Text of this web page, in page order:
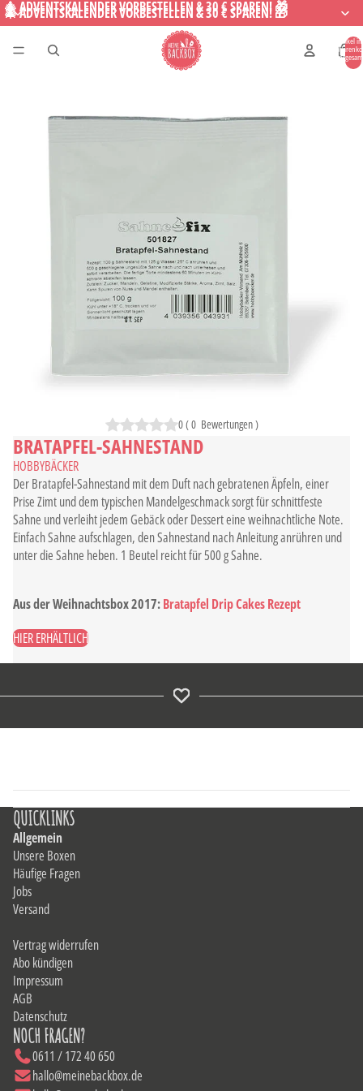
🎄 ADVENTSKALENDER VORBESTELLEN & 30 € SPAREN! 🎁
🎄 ADVENTSKALENDER VORBESTELLEN & 30 € SPAREN! 🎁
Artikel im
0(0 Bewertungen)
BRATAPFEL-SAHNESTAND
HOBBYBÄCKER
Der Bratapfel-Sahnestand mit dem Duft nach gebratenen Äpfeln, einer
Prise Zimt und dem typischen Mandelgeschmack sorgt für schnittfeste
Sahne und verleiht jedem Gebäck oder Dessert eine weihnachtliche Note.
Einfach Sahne aufschlagen, den Sahnestand nach Anleitung anrühren und
unter die Sahne heben. 1 Beutel reicht für 500 g Sahne.
Aus der Weihnachtsbox 2017:Bratapfel Drip Cakes Rezept
HIER ERHÄLTLICH
QUICKLINKS
Allgemein
Unsere Boxen
Häufige Fragen
Jobs
Versand
Vertrag widerrufen
Abo kündigen
Impressum
AGB
Datenschutz
NOCH FRAGEN?
0611 / 172 40 650
hallo@meinebackbox.de